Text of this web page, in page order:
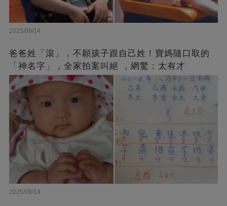
2025/09/14
爸爸姓「滾」，不願孩子跟自己姓！寶媽隨口取的
「神名字」，全家拍案叫絕 ，網驚：太有才
2025/09/14